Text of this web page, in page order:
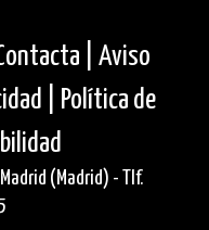
|
Aviso
|
Política de
Madrid (Madrid) - Tlf.